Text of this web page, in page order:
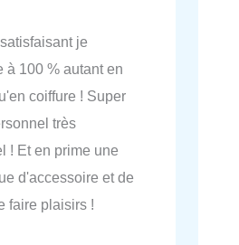
je
à 100 % autant en
coiffure ! Super
très
! Et en prime une
d'accessoire et de
faire plaisirs !